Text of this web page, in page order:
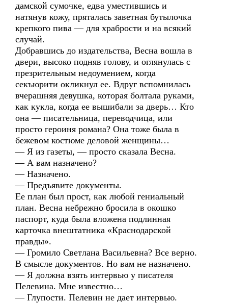
дамской сумочке, едва уместившись и
натянув кожу, пряталась заветная бутылочка
крепкого пива — для храбрости и на всякий
случай.
Добравшись до издательства, Весна вошла в
двери, высоко подняв голову, и оглянулась с
презрительным недоумением, когда
секъюрити окликнул ее. Вдруг вспомнилась
вчерашняя девушка, которая болтала руками,
как кукла, когда ее вышибали за дверь… Кто
она — писательница, переводчица, или
просто героиня романа? Она тоже была в
бежевом костюме деловой женщины…
— Я из газеты, — просто сказала Весна.
— А вам назначено?
— Назначено.
— Предъявите документы.
Ее план был прост, как любой гениальный
план. Весна небрежно бросила в окошко
паспорт, куда была вложена подлинная
карточка внештатника «Краснодарской
правды».
— Громило Светлана Васильевна? Все верно.
В смысле документов. Но вам не назначено.
— Я должна взять интервью у писателя
Пелевина. Мне известно…
— Глупости. Пелевин не дает интервью.